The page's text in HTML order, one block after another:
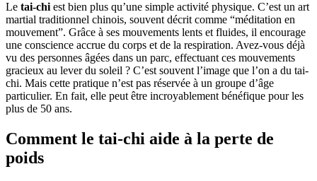
Le tai-chi est bien plus qu’une simple activité physique. C’est un art
martial traditionnel chinois, souvent décrit comme “méditation en
mouvement”. Grâce à ses mouvements lents et fluides, il encourage
une conscience accrue du corps et de la respiration. Avez-vous déjà
vu des personnes âgées dans un parc, effectuant ces mouvements
gracieux au lever du soleil ? C’est souvent l’image que l’on a du tai-
chi. Mais cette pratique n’est pas réservée à un groupe d’âge
particulier. En fait, elle peut être incroyablement bénéfique pour les
plus de 50 ans.
Comment le tai-chi aide à la perte de
poids